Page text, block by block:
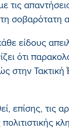
σοβαρότατη
είδους
ότι
στην
επίσης, τις